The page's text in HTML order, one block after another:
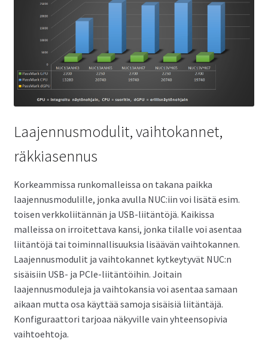
Laajennusmodulit, vaihtokannet,
räkkiasennus
Korkeammissa runkomalleissa on takana paikka
laajennusmodulille, jonka avulla NUC:iin voi lisätä esim.
toisen verkkoliitännän ja USB-liitäntöjä. Kaikissa
malleissa on irroitettava kansi, jonka tilalle voi asentaa
liitäntöjä tai toiminnallisuuksia lisäävän vaihtokannen.
Laajennusmodulit ja vaihtokannet kytkeytyvät NUC:n
sisäisiin USB- ja PCIe-liitäntöihin. Joitain
laajennusmoduleja ja vaihtokansia voi asentaa samaan
aikaan mutta osa käyttää samoja sisäisiä liitäntäjä.
Konfiguraattori tarjoaa näkyville vain yhteensopivia
vaihtoehtoja.